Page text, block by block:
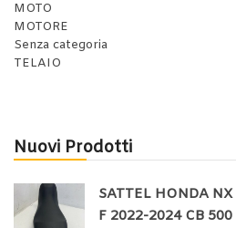
MOTO
MOTORE
Senza categoria
TELAIO
Nuovi Prodotti
SATTEL HONDA
F 2022-2024 CB